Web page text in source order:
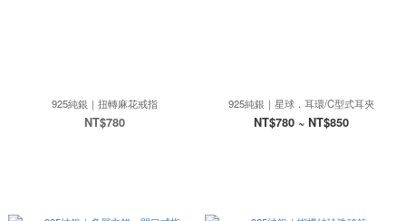
925純銀｜扭轉麻花戒指
NT$780
925純銀｜星球．耳環/C型式耳夾
NT$780 ~ NT$850